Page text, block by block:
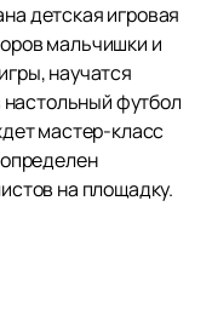
детская игровая
мальчишки и
научатся
настольный футбол
мастер-класс
на площадку.